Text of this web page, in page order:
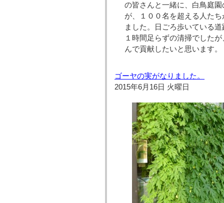
の皆さんと一緒に、白鳥庭
が、１００名を超える人た
ました。日ごろ歩いている
１時間足らずの清掃でした
んで貢献したいと思います。
ゴーヤの実がなりました。
2015年6月16日 火曜日